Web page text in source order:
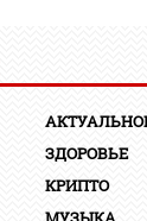
ЗДОРОВЬЕ
КРИПТО